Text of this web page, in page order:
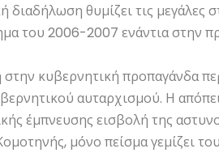
θυμίζει τις μεγάλες
του 2006-2007 ενάντια στην
κυβερνητική προπαγάνδα
αυταρχισμού. Η
έμπνευσης εισβολή της
μόνο πείσμα γεμίζει